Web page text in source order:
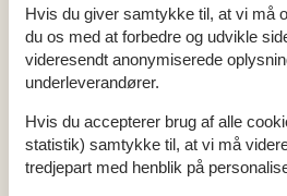
se Skagen fra et anderledes
disse besøg en perfekt måde at
aktivitet, ikke kun hvilket gør jeres
genvej til afslapning, men også til
hele familien.
Hygge, samvær og
Hvis du giver samtykke til, at vi må
du os med at forbedre og udvikle
videresendt anonymiserede
underleverandører.
Hvis du accepterer brug af alle
statistik) samtykke til, at vi må
tredjepart med henblik på